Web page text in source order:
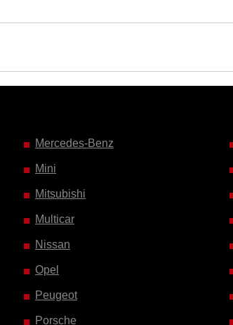
Mercedes-Benz
Mini
Mitsubishi
Multicar
Nissan
Opel
Peugeot
Porsche